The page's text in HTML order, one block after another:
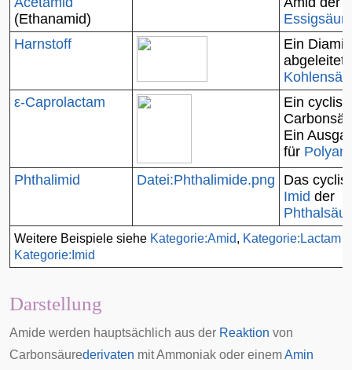
(Ethanamid)
Harnstoff
Ein
abgeleitet
ε-Caprolactam
Ein
Ein
für
Phthalimid
Datei:Phthalimide.png
Das
Imid der
Weitere Beispiele siehe Kategorie:Amid, Kategorie:Lactam
Kategorie:Imid
Darstellung
Amide werden hauptsächlich aus der Reaktion von
Carbonsäurederivaten mit Ammoniak oder einemAmin